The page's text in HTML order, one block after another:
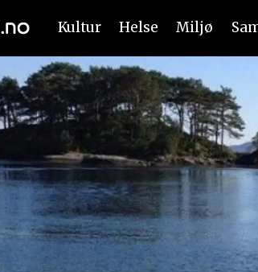
Kultur Helse Miljø